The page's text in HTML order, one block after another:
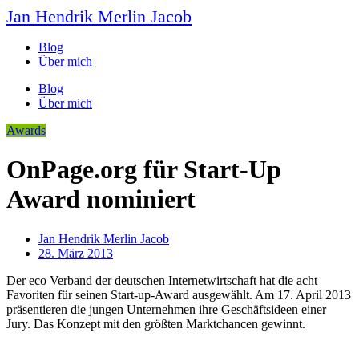
Jan Hendrik Merlin Jacob
Blog
Über mich
Blog
Über mich
Awards
OnPage.org für Start-Up
Award nominiert
Jan Hendrik Merlin Jacob
28. März 2013
Der eco Verband der deutschen Internetwirtschaft hat die acht
Favoriten für seinen Start-up-Award ausgewählt. Am 17. April 2013
präsentieren die jungen Unternehmen ihre Geschäftsideen einer
Jury. Das Konzept mit den größten Marktchancen gewinnt.